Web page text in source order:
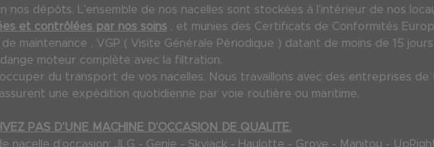
dépôts. L’ensemble de nos nacelles sont stockées à l’intérieur de nos
et contrôlées par nos soins, et munies des Certificats de Conformités
maintenance , VGP ( Visite Générale Périodique ) datant de moins de 15
moteur complète avec la filtration.
du transport de vos nacelles. Nous travaillons avec des entreprises de
une expédition quotidienne par voie routière ou maritime.
PAS D'UNE MACHINE D’OCCASION DE QUALITE.
nacelle d’occasion: JLG - Genie - Skyjack - Haulotte - Grove - Manitou -